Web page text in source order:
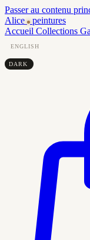
Passer au contenu
Alice
peintures
Accueil Collections
ENGLISH
DARK